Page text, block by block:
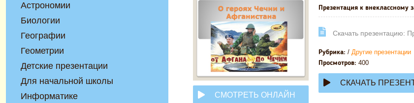
СМОТРЕТЬ ОНЛАЙН
Презентация к внеклассному
Cкачать презентацию:
Рубрика: / Другие презентации
Просмотров: 400
СКАЧАТЬ
Астрономии
Биологии
Географии
Геометрии
Детские презентации
Для начальной школы
Информатике